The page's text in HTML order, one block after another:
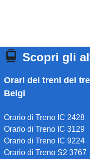
Scopri gli
Orari dei treni dei
Belgi
Orario di Treno IC 2428
Orario di Treno IC 3129
Orario di Treno IC 9224
Orario di Treno S2 3767